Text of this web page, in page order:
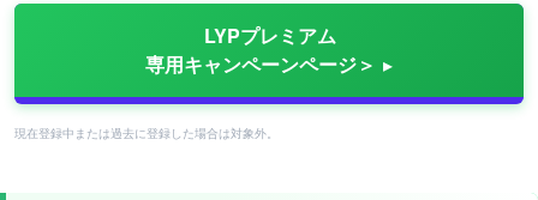
LYPプレミアム
専用キャンペーンページ＞
現在登録中または過去に登録した場合は対象外。